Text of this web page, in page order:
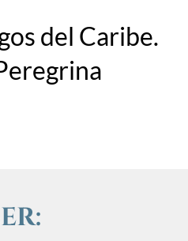
del Caribe.